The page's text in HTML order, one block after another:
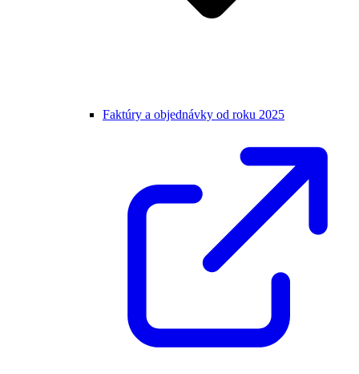
Faktúry a objednávky od roku 2025